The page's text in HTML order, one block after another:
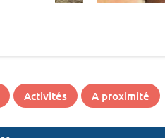
Activités A proximité